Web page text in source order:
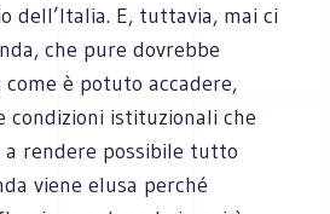
dell’Italia. E, tuttavia, mai ci
che pure dovrebbe
è potuto accadere,
condizioni istituzionali che
rendere possibile tutto
viene elusa perché